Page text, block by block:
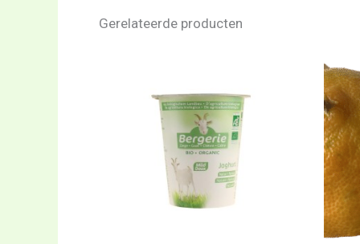
Gerelateerde producten